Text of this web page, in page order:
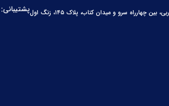
چهارراه سرو و میدان کتاب، پلاک ۱۴۵، زنگ اول پشتیبانی: